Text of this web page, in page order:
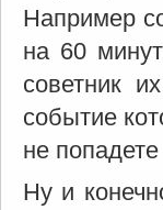
Например
на 60
советник
событие
не
Ну и